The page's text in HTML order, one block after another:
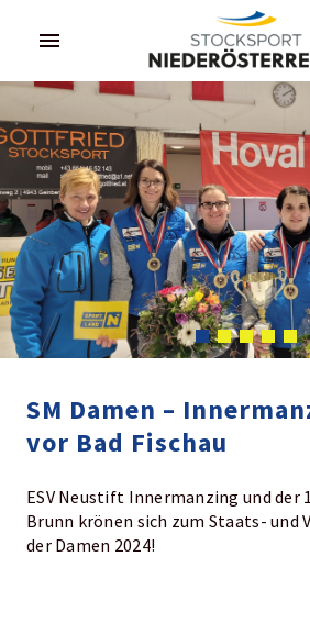
menu
SM Damen –
vor Bad Fischau
ESV Neustift Innermanzing und der
Brunn krönen sich zum Staats- und
der Damen 2024!